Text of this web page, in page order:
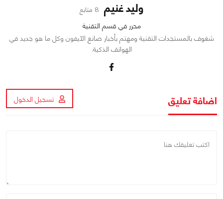
وليد غنيم 8 متابع
محرر في قسم التقنية
شغوف بالمستجدات التقنية ومهتم بأخبار صانع الآيفون وكل ما هو جديد في
الهواتف الذكية.
اضافة تعليق تسجيل الدخول